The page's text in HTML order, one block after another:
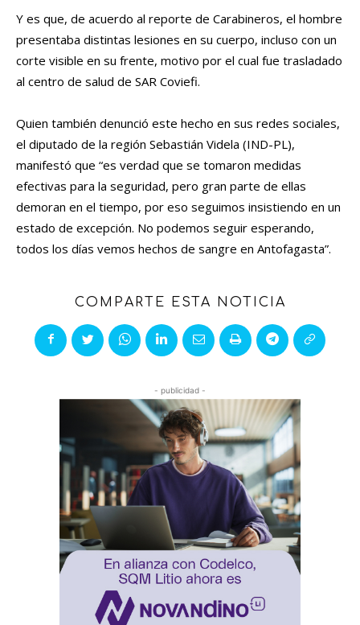
Y es que, de acuerdo al reporte de Carabineros, el hombre
presentaba distintas lesiones en su cuerpo, incluso con un
corte visible en su frente, motivo por el cual fue trasladado
al centro de salud de SAR Coviefi.
Quien también denunció este hecho en sus redes sociales,
el diputado de la región Sebastián Videla (IND-PL),
manifestó que “es verdad que se tomaron medidas
efectivas para la seguridad, pero gran parte de ellas
demoran en el tiempo, por eso seguimos insistiendo en un
estado de excepción. No podemos seguir esperando,
todos los días vemos hechos de sangre en Antofagasta”.
COMPARTE ESTA NOTICIA
- publicidad -